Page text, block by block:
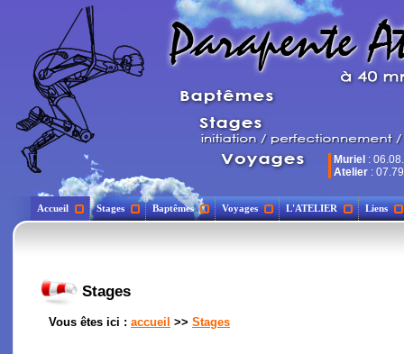
Muriel :
Atelier :
Accueil Stages Baptêmes Voyages L'ATELIER Liens
Stages
Vous êtes ici : accueil >> Stages